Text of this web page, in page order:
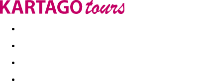
Last minute Dovolenkové kluby